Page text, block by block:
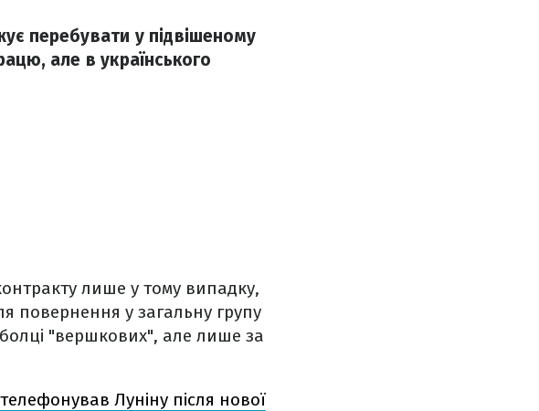
перебувати у підвішеному
але в українського
лише у тому випадку,
повернення у загальну групу
"вершкових", але лише за
Луніну після нової